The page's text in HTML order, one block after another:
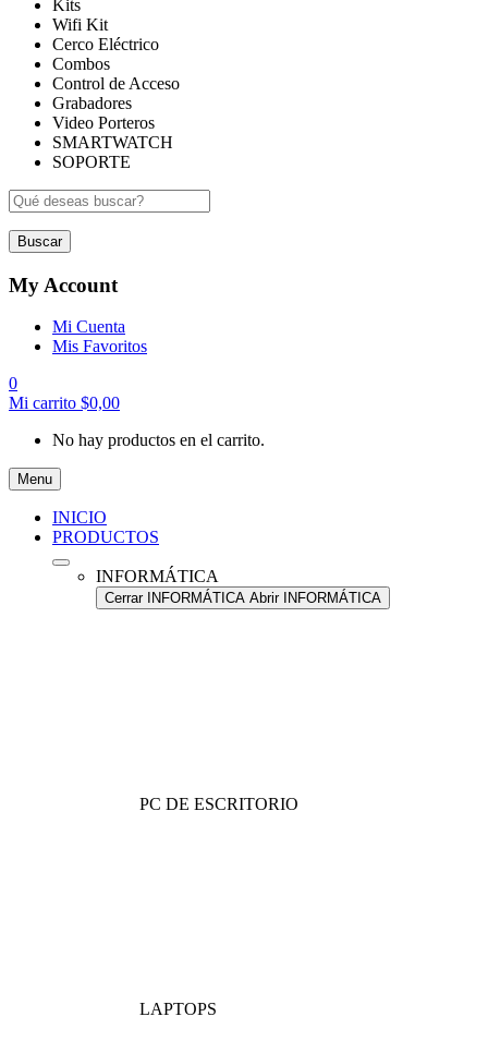
Kits
Wifi Kit
Cerco Eléctrico
Combos
Control de Acceso
Grabadores
Video Porteros
SMARTWATCH
SOPORTE
Buscar
My Account
Mi Cuenta
Mis Favoritos
0
Mi carrito $0,00
No hay productos en el carrito.
Menu
INICIO
PRODUCTOS
INFORMÁTICA
Cerrar INFORMÁTICA Abrir INFORMÁTICA
PC DE ESCRITORIO
LAPTOPS